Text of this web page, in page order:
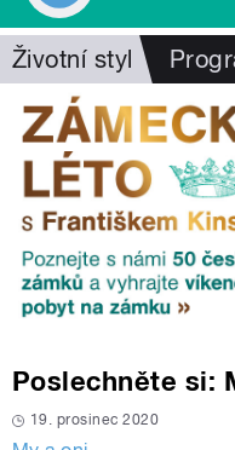
Životní styl
Poslechněte si:
19. prosinec 2020